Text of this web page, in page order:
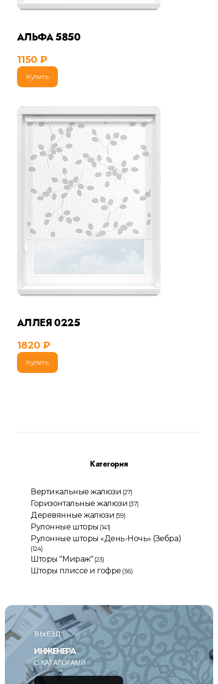
АЛЬФА 5850
1150 ₽
Купить
АЛЛЕЯ 0225
1820 ₽
Купить
Категория
Вертикальные жалюзи (27)
Горизонтальные жалюзи (37)
Деревянные жалюзи (59)
Рулонные шторы (141)
Рулонные шторы «День-Ночь» (Зебра)
(124)
Шторы "Мираж" (23)
Шторы плиссе и гофре (36)
ВЫЕЗД
ИНЖЕНЕРА
С КАТАЛОГАМИ